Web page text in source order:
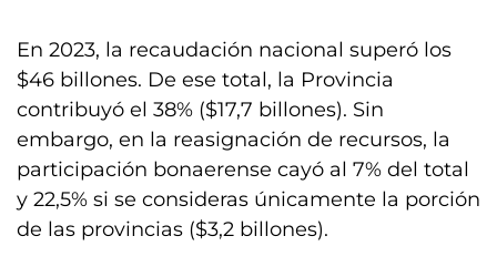
En 2023, la recaudación nacional superó los
$46 billones. De ese total, la Provincia
contribuyó el 38% ($17,7 billones). Sin
embargo, en la reasignación de recursos, la
participación bonaerense cayó al 7% del total
y 22,5% si se consideras únicamente la porción
de las provincias ($3,2 billones).